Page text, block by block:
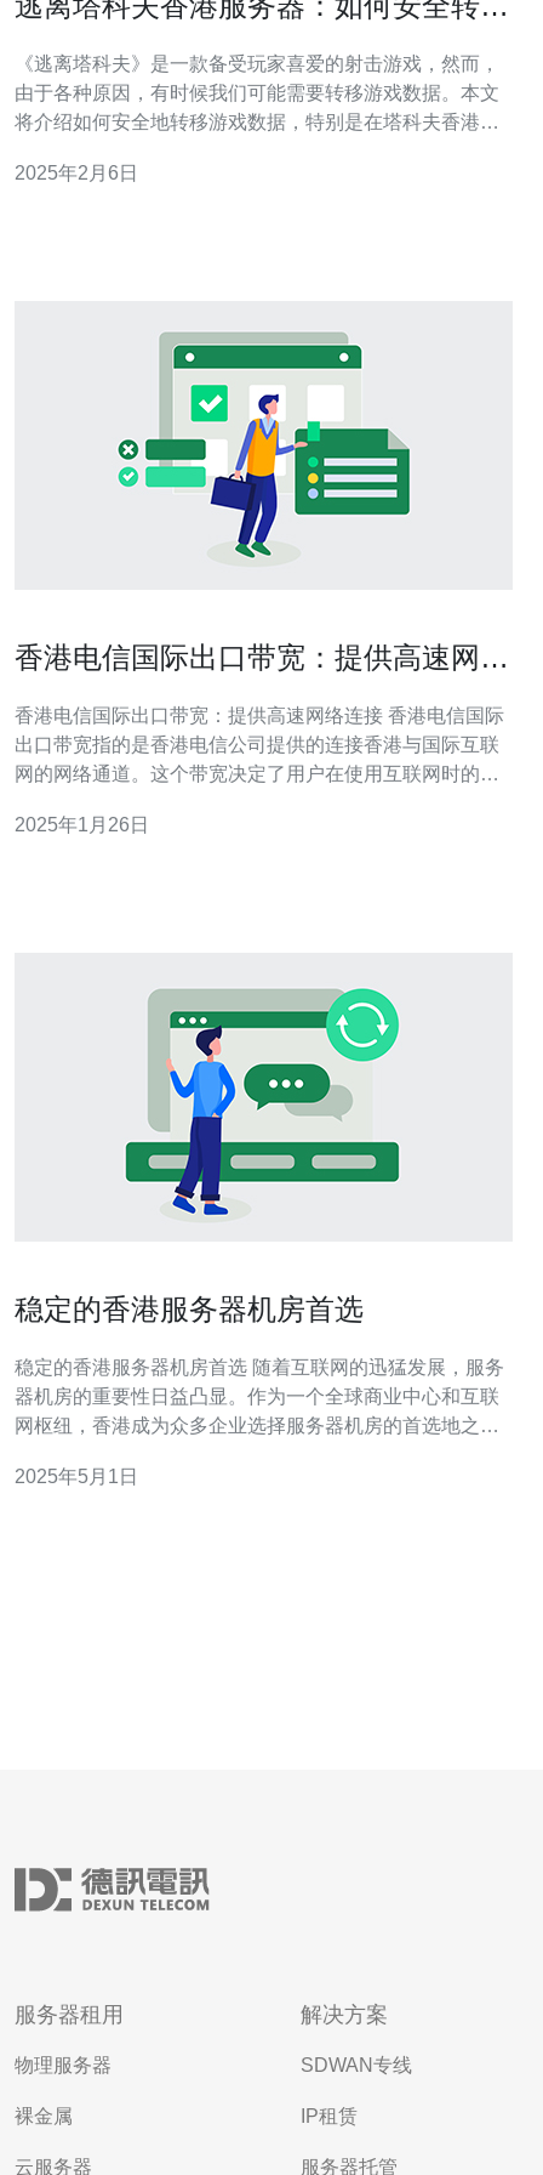
《逃离塔科夫》是一款备受玩家喜爱的射击游戏，然而，
由于各种原因，有时候我们可能需要转移游戏数据。本文
将介绍如何安全地转移游戏数据，特别是在塔科夫香港服
这可以确保即使在转移过程中发生意外，您的游戏数据仍
2025年2月6日
香港电信国际出口带宽：提供高速网络
香港电信国际出口带宽：提供高速网络连接 香港电信国际
出口带宽指的是香港电信公司提供的连接香港与国际互联
网的网络通道。这个带宽决定了用户在使用互联网时的网
纤网络传输数据，提供高速、稳定的网络连接，确保用户
2025年1月26日
稳定的香港服务器机房首选
稳定的香港服务器机房首选 随着互联网的迅猛发展，服务
器机房的重要性日益凸显。作为一个全球商业中心和互联
网枢纽，香港成为众多企业选择服务器机房的首选地之
列举一些关键优势。 香港地处亚洲中心，与中国内地和东
2025年5月1日
服务器租用
物理服务器
裸金属
云服务器
解决方案
SDWAN专线
IP租赁
服务器托管